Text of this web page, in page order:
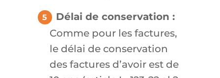
Délai de conservation :
Comme pour les factures,
le délai de conservation
des factures d’avoir est de